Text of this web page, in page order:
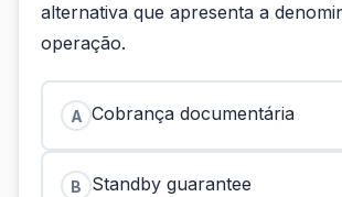
alternativa que apresenta a
operação.
A Cobrança documentária
B Standby guarantee